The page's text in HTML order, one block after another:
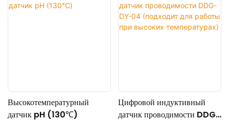
Высокотемпературный
датчик pH (130℃)
Цифровой индуктивный
датчик проводимости DDG-